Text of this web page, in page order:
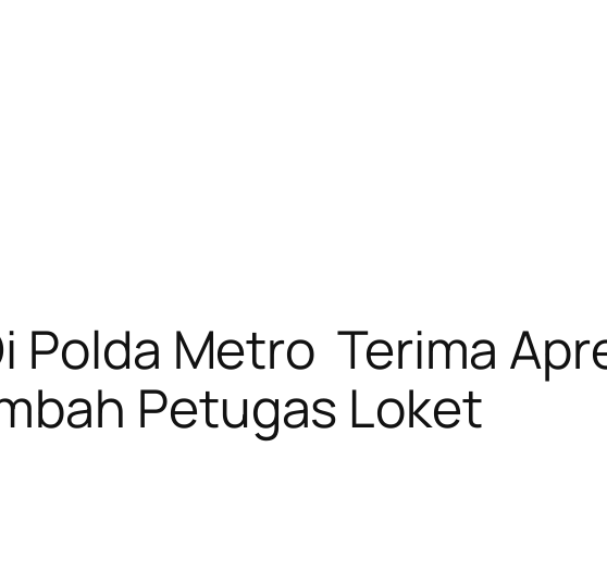
Polda Metro Terima
Petugas Loket